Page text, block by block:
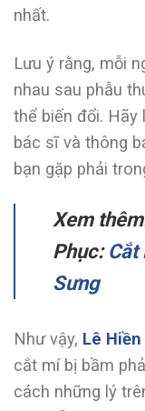
nhất.
Lưu ý rằng, mỗi
nhau sau phẫu
thể biến đổi. Hãy
bác sĩ và thông
bạn gặp phải
Xem
Phục: Cắt
Sưng
Như vậy, Lê Hiền
cắt mí bị bầm
cách những lý